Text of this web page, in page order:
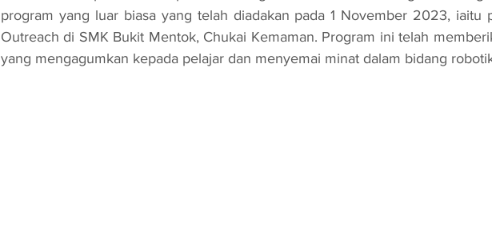
program yang luar biasa yang telah diadakan pada 1 November 2023, iaitu
Outreach di SMK Bukit Mentok, Chukai Kemaman. Program ini telah
yang mengagumkan kepada pelajar dan menyemai minat dalam bidang